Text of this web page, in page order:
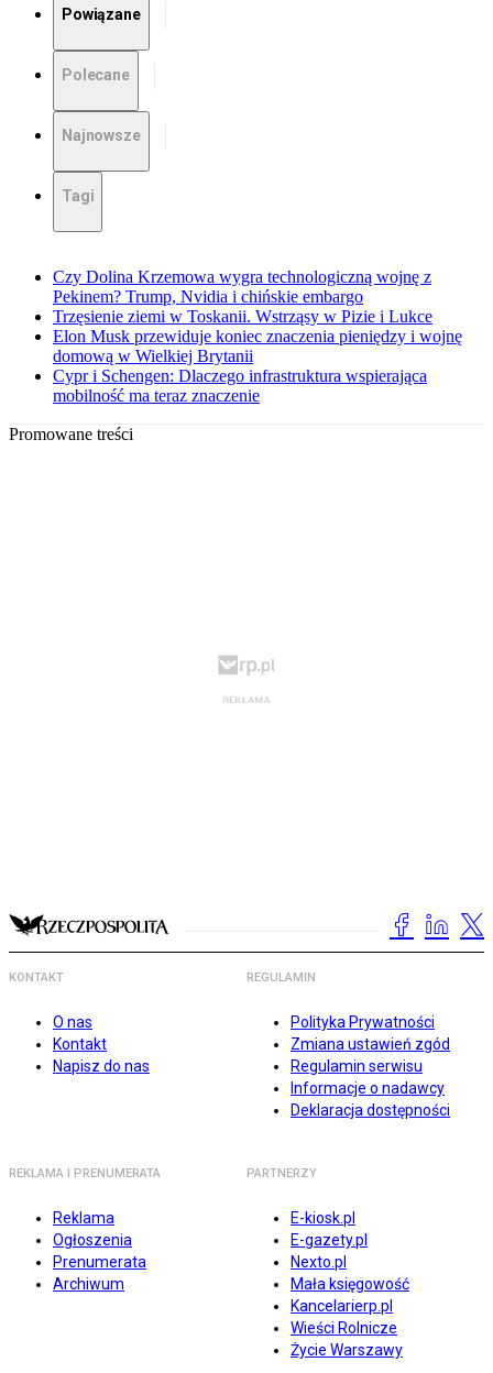
Powiązane
Polecane
Najnowsze
Tagi
Czy Dolina Krzemowa wygra technologiczną wojnę z
Pekinem? Trump, Nvidia i chińskie embargo
Trzęsienie ziemi w Toskanii. Wstrząsy w Pizie i Lukce
Elon Musk przewiduje koniec znaczenia pieniędzy i wojnę
domową w Wielkiej Brytanii
Cypr i Schengen: Dlaczego infrastruktura wspierająca
mobilność ma teraz znaczenie
Promowane treści
KONTAKT
O nas
Kontakt
Napisz do nas
REGULAMIN
Polityka Prywatności
Zmiana ustawień zgód
Regulamin serwisu
Informacje o nadawcy
Deklaracja dostępności
REKLAMA I PRENUMERATA
Reklama
Ogłoszenia
Prenumerata
Archiwum
PARTNERZY
E-kiosk.pl
E-gazety.pl
Nexto.pl
Mała księgowość
Kancelarierp.pl
Wieści Rolnicze
Życie Warszawy